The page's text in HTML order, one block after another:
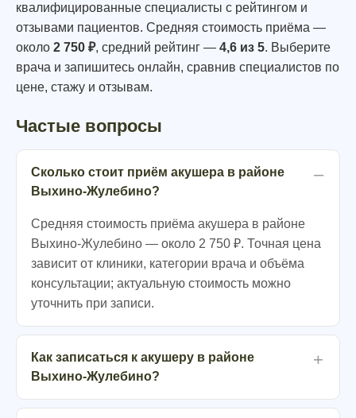
квалифицированные специалисты с рейтингом и
отзывами пациентов. Средняя стоимость приёма —
около 2 750 ₽, средний рейтинг — 4,6 из 5. Выберите
врача и запишитесь онлайн, сравнив специалистов по
цене, стажу и отзывам.
Частые вопросы
Сколько стоит приём акушера в районе
Выхино-Жулебино?
Средняя стоимость приёма акушера в районе
Выхино-Жулебино — около 2 750 ₽. Точная цена
зависит от клиники, категории врача и объёма
консультации; актуальную стоимость можно
уточнить при записи.
Как записаться к акушеру в районе
Выхино-Жулебино?